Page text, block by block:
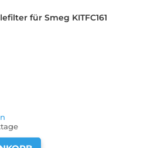
für Smeg KITFC161